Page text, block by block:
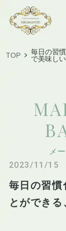
TOP
毎日の習
で美味し
メ
2023/11/15
毎日の習慣
とができ